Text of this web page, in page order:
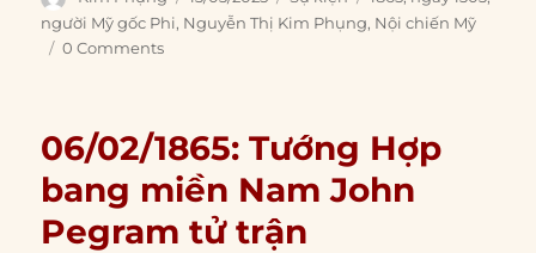
on
người Mỹ gốc Phi, Nguyễn Thị Kim Phụng, Nội chiến Mỹ
0 Comments
06/02/1865: Tướng Hợp
bang miền Nam John
Pegram tử trận